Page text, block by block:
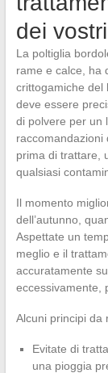
dei
La poltiglia
rame e calce, ha
crittogamiche del
deve essere
di polvere per un
raccomandazioni
prima di trattare,
qualsiasi
Il momento
dell’autunno,
Aspettate un
meglio e il
accuratamente
eccessivamente,
Alcuni principi da
Evitate di
una pioggia